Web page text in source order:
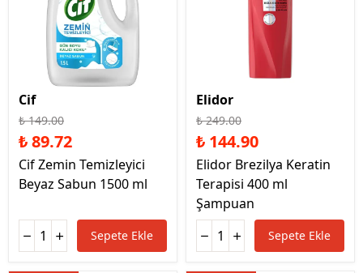
Cif
₺ 149.00
₺ 89.72
Cif Zemin Temizleyici
Beyaz Sabun 1500 ml
Sepete Ekle
Elidor
₺ 249.00
₺ 144.90
Elidor Brezilya Keratin
Terapisi 400 ml
Şampuan
Sepete Ekle